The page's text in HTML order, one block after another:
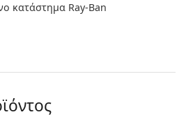
κατάστημα Ray-Ban